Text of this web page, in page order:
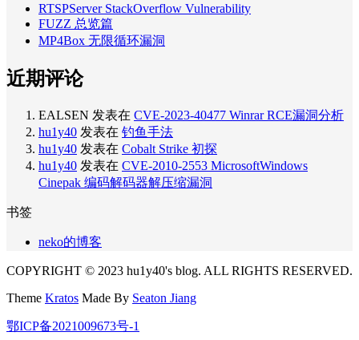
RTSPServer StackOverflow Vulnerability
FUZZ 总览篇
MP4Box 无限循环漏洞
近期评论
EALSEN 发表在 CVE-2023-40477 Winrar RCE漏洞分析
hu1y40 发表在 钓鱼手法
hu1y40 发表在 Cobalt Strike 初探
hu1y40 发表在 CVE-2010-2553 MicrosoftWindows
Cinepak 编码解码器解压缩漏洞
书签
neko的博客
COPYRIGHT © 2023 hu1y40's blog. ALL RIGHTS RESERVED.
Theme Kratos Made By Seaton Jiang
鄂ICP备2021009673号-1